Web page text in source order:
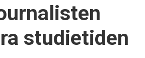
studietiden